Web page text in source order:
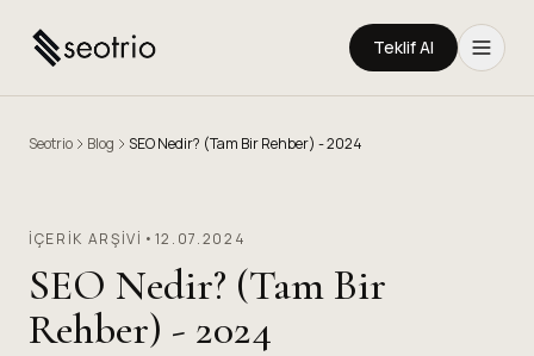
Teklif Al
Seotrio Blog SEO Nedir? (Tam Bir Rehber) - 2024
İÇERIK ARŞIVI • 12.07.2024
SEO Nedir? (Tam Bir
Rehber) - 2024